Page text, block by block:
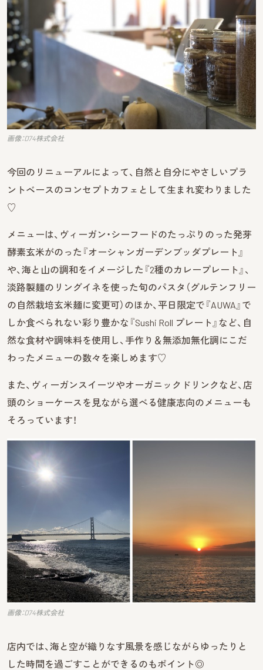
画像：D74株式会社
今回のリニューアルによって、自然と自分にやさしいプラ
ントベースのコンセプトカフェとして生まれ変わりました
♡
メニューは、ヴィーガン・シーフードのたっぷりのった発芽
酵素玄米がのった『オーシャンガーデンブッダプレート』
や、海と山の調和をイメージした『2種のカレープレート』、
淡路製麺のリングイネを使った旬のパスタ（グルテンフリー
の自然栽培玄米麺に変更可）のほか、平日限定で『AUWA』で
しか食べられない彩り豊かな『Sushi Roll プレート』など、自
然な食材や調味料を使用し、手作り＆無添加無化調にこだ
わったメニューの数々を楽しめます♡
また、ヴィーガンスイーツやオーガニックドリンクなど、店
頭のショーケースを見ながら選べる健康志向のメニューも
そろっています！
画像：D74株式会社
店内では、海と空が織りなす風景を感じながらゆったりと
した時間を過ごすことができるのもポイント◎